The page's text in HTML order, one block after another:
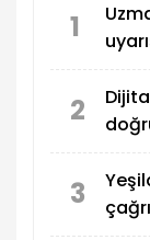
üzerine
1
2
3